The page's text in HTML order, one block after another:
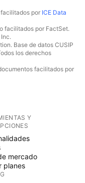
por ICE Data
facilitados por FactSet.
Base de datos CUSIP
los derechos
facilitados por
Y
mercado
planes